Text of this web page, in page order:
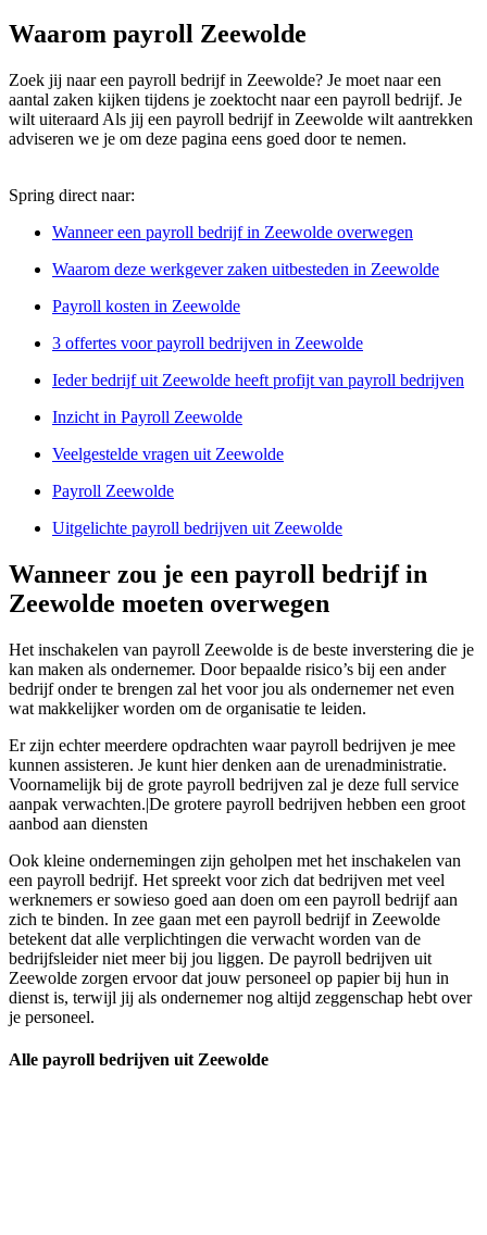
Waarom payroll Zeewolde
Zoek jij naar een payroll bedrijf in Zeewolde? Je moet naar een
aantal zaken kijken tijdens je zoektocht naar een payroll bedrijf. Je
wilt uiteraard Als jij een payroll bedrijf in Zeewolde wilt aantrekken
adviseren we je om deze pagina eens goed door te nemen.
Spring direct naar:
Wanneer een payroll bedrijf in Zeewolde overwegen
Waarom deze werkgever zaken uitbesteden in Zeewolde
Payroll kosten in Zeewolde
3 offertes voor payroll bedrijven in Zeewolde
Ieder bedrijf uit Zeewolde heeft profijt van payroll bedrijven
Inzicht in Payroll Zeewolde
Veelgestelde vragen uit Zeewolde
Payroll Zeewolde
Uitgelichte payroll bedrijven uit Zeewolde
Wanneer zou je een payroll bedrijf in
Zeewolde moeten overwegen
Het inschakelen van payroll Zeewolde is de beste inverstering die je
kan maken als ondernemer. Door bepaalde risico’s bij een ander
bedrijf onder te brengen zal het voor jou als ondernemer net even
wat makkelijker worden om de organisatie te leiden.
Er zijn echter meerdere opdrachten waar payroll bedrijven je mee
kunnen assisteren. Je kunt hier denken aan de urenadministratie.
Voornamelijk bij de grote payroll bedrijven zal je deze full service
aanpak verwachten.|De grotere payroll bedrijven hebben een groot
aanbod aan diensten
Ook kleine ondernemingen zijn geholpen met het inschakelen van
een payroll bedrijf. Het spreekt voor zich dat bedrijven met veel
werknemers er sowieso goed aan doen om een payroll bedrijf aan
zich te binden. In zee gaan met een payroll bedrijf in Zeewolde
betekent dat alle verplichtingen die verwacht worden van de
bedrijfsleider niet meer bij jou liggen. De payroll bedrijven uit
Zeewolde zorgen ervoor dat jouw personeel op papier bij hun in
dienst is, terwijl jij als ondernemer nog altijd zeggenschap hebt over
je personeel.
Alle payroll bedrijven uit Zeewolde